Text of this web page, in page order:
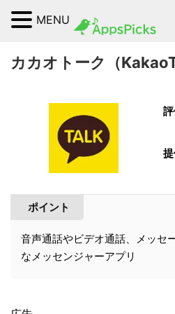
カカオトーク（
評
提
ポイント
音声通話やビデオ通話、メッセ
なメッセンジャーアプリ
MENU